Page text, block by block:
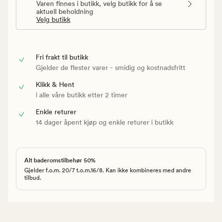
Varen finnes i butikk, velg butikk for å se
aktuell beholdning
Velg butikk
Fri frakt til butikk
Gjelder de flester varer - smidig og kostnadsfritt
Klikk & Hent
i alle våre butikk etter 2 timer
Enkle returer
14 dager åpent kjøp og enkle returer i butikk
Alt baderomstilbehør 50%
Gjelder f.o.m. 20/7 t.o.m.16/8. Kan ikke kombineres med andre
tilbud.